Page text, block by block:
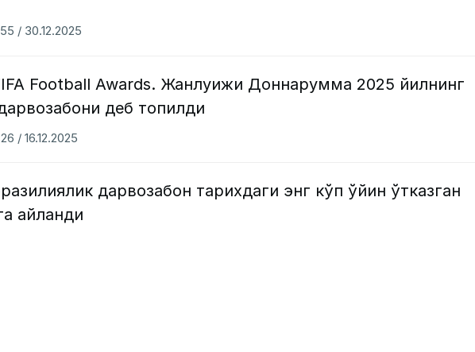
/ 30.12.2025
Football Awards. Жанлуижи Доннарумма 2025 йилнинг
деб топилди
/ 16.12.2025
дарвозабон тарихдаги энг кўп ўйин ўтказган
айланди